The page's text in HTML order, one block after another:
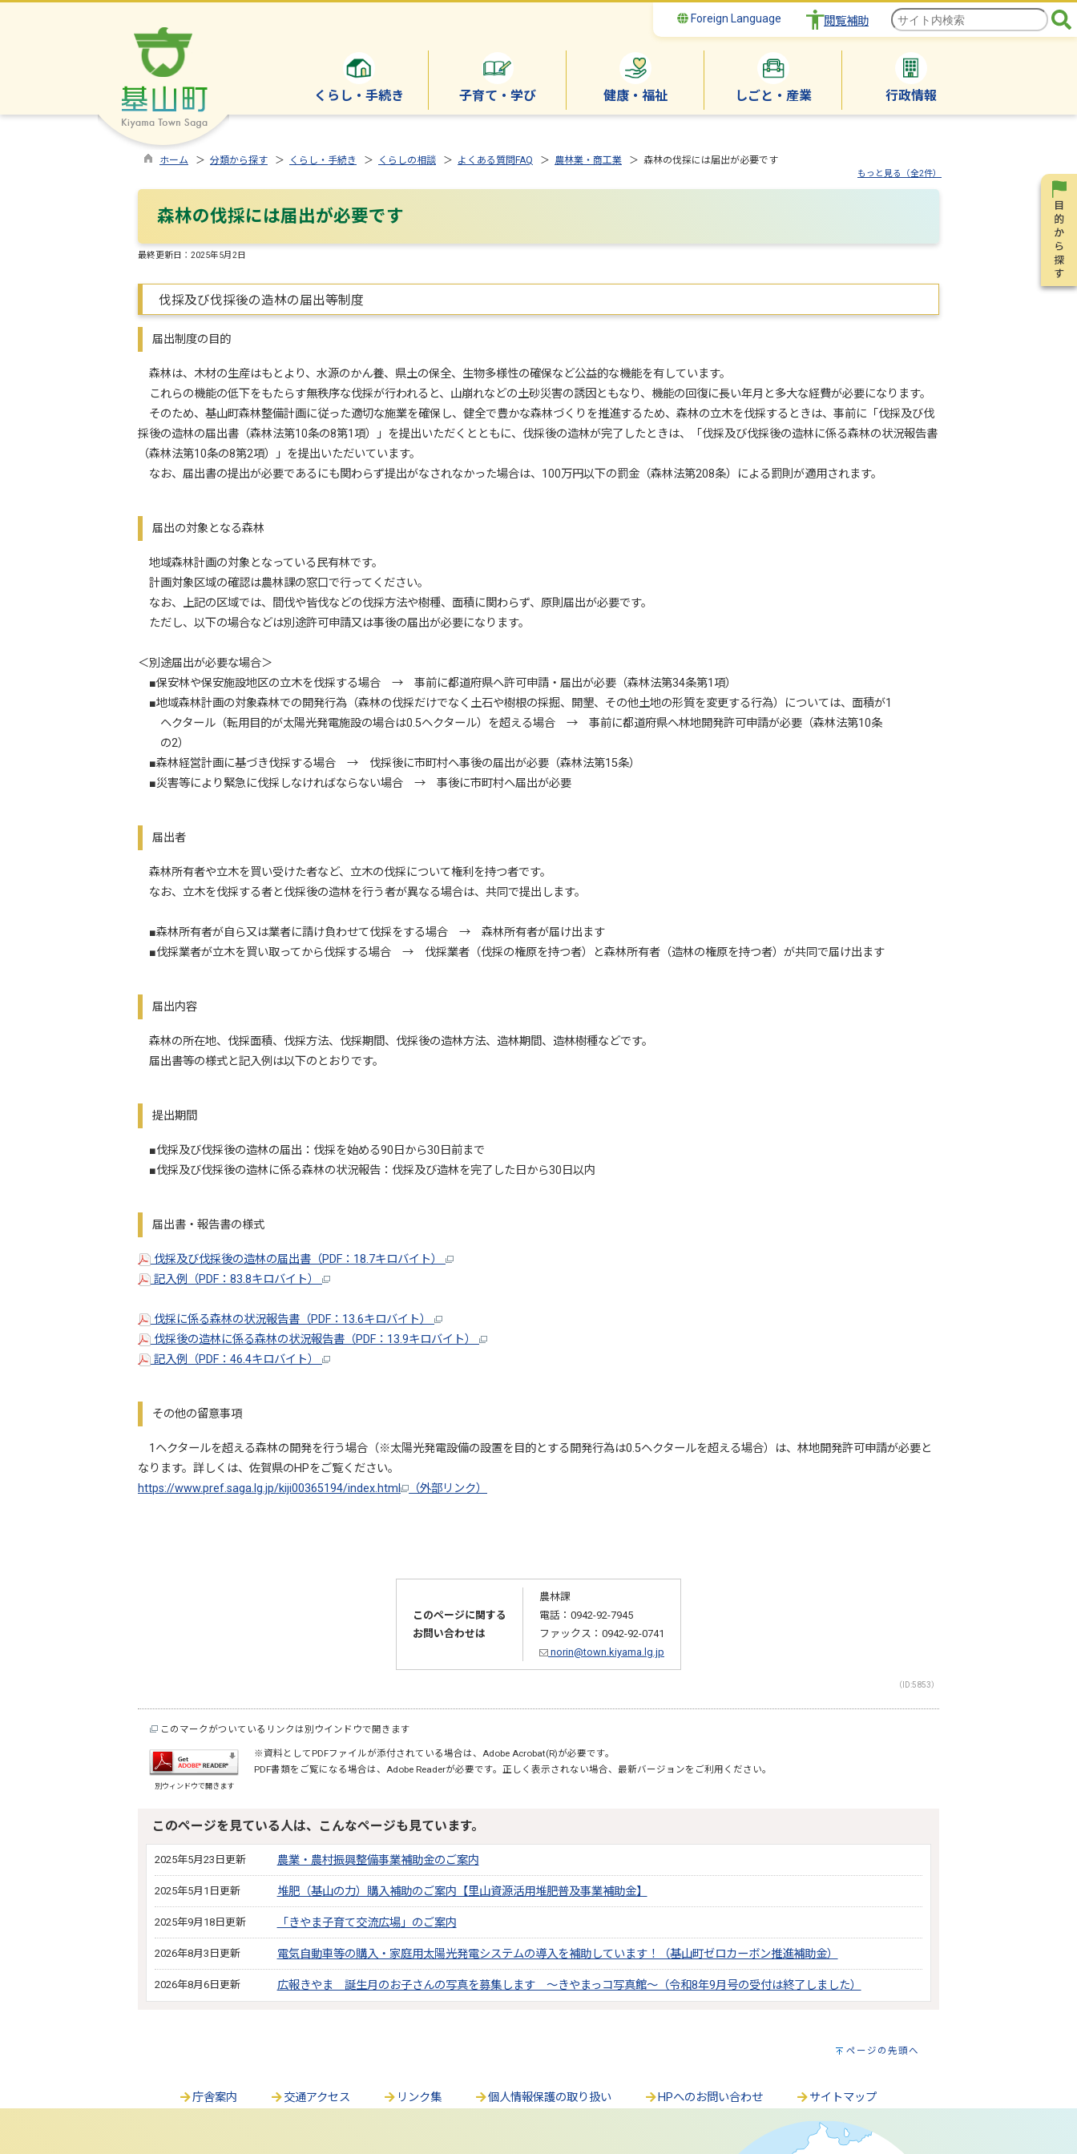
Foreign Language 閲覧補助
くらし・手続き 子育て・学び 健康・福祉 しごと・産業 行政情報
ホーム ＞ 分類から探す ＞ くらし・手続き ＞ くらしの相談 ＞ よくある質問FAQ ＞ 農林業・商工業 ＞ 森林の伐採には届出が必要です
もっと見る（全2件）
森林の伐採には届出が必要です
最終更新日： 2025年5月2日
伐採及び伐採後の造林の届出等制度
届出制度の目的
森林は、木材の生産はもとより、水源のかん養、県土の保全、生物多様性の確保など公益的な機能を有しています。
これらの機能の低下をもたらす無秩序な伐採が行われると、山崩れなどの土砂災害の誘因ともなり、機能の回復に長い年月と多大な経費が必要になります。
そのため、基山町森林整備計画に従った適切な施業を確保し、健全で豊かな森林づくりを推進するため、森林の立木を伐採するときは、事前に「伐採及び伐
採後の造林の届出書（森林法第10条の8第1項）」を提出いただくとともに、伐採後の造林が完了したときは、「伐採及び伐採後の造林に係る森林の状況報告書
（森林法第10条の8第2項）」を提出いただいています。
なお、届出書の提出が必要であるにも関わらず提出がなされなかった場合は、100万円以下の罰金（森林法第208条）による罰則が適用されます。
届出の対象となる森林
地域森林計画の対象となっている民有林です。
計画対象区域の確認は農林課の窓口で行ってください。
なお、上記の区域では、間伐や皆伐などの伐採方法や樹種、面積に関わらず、原則届出が必要です。
ただし、以下の場合などは別途許可申請又は事後の届出が必要になります。
＜別途届出が必要な場合＞
■保安林や保安施設地区の立木を伐採する場合 → 事前に都道府県へ許可申請・届出が必要（森林法第34条第1項）
■地域森林計画の対象森林での開発行為（森林の伐採だけでなく土石や樹根の採掘、開墾、その他土地の形質を変更する行為）については、面積が1
ヘクタール（転用目的が太陽光発電施設の場合は0.5ヘクタール）を超える場合 → 事前に都道府県へ林地開発許可申請が必要（森林法第10条
の2）
■森林経営計画に基づき伐採する場合 → 伐採後に市町村へ事後の届出が必要（森林法第15条）
■災害等により緊急に伐採しなければならない場合 → 事後に市町村へ届出が必要
届出者
森林所有者や立木を買い受けた者など、立木の伐採について権利を持つ者です。
なお、立木を伐採する者と伐採後の造林を行う者が異なる場合は、共同で提出します。
■森林所有者が自ら又は業者に請け負わせて伐採をする場合 → 森林所有者が届け出ます
■伐採業者が立木を買い取ってから伐採する場合 → 伐採業者（伐採の権原を持つ者）と森林所有者（造林の権原を持つ者）が共同で届け出ます
届出内容
森林の所在地、伐採面積、伐採方法、伐採期間、伐採後の造林方法、造林期間、造林樹種などです。
届出書等の様式と記入例は以下のとおりです。
提出期間
■伐採及び伐採後の造林の届出：伐採を始める90日から30日前まで
■伐採及び伐採後の造林に係る森林の状況報告：伐採及び造林を完了した日から30日以内
届出書・報告書の様式
伐採及び伐採後の造林の届出書（PDF：18.7キロバイト）
記入例（PDF：83.8キロバイト）
伐採に係る森林の状況報告書（PDF：13.6キロバイト）
伐採後の造林に係る森林の状況報告書（PDF：13.9キロバイト）
記入例（PDF：46.4キロバイト）
その他の留意事項
1ヘクタールを超える森林の開発を行う場合（※太陽光発電設備の設置を目的とする開発行為は0.5ヘクタールを超える場合）は、林地開発許可申請が必要と
なります。詳しくは、佐賀県のHPをご覧ください。
https://www.pref.saga.lg.jp/kiji00365194/index.html
（外部リンク）
このページに関する
お問い合わせは
農林課
電話：0942-92-7945
ファックス：0942-92-0741
norin@town.kiyama.lg.jp
（ID:5853）
このマークがついているリンクは別ウインドウで開きます
別ウィンドウで開きます
※資料としてPDFファイルが添付されている場合は、Adobe Acrobat(R)が必要です。
PDF書類をご覧になる場合は、Adobe Readerが必要です。正しく表示されない場合、最新バージョンをご利用ください。
このページを見ている人は、こんなページも見ています。
2025年5月23日更新 農業・農村振興整備事業補助金のご案内
2025年5月1日更新 堆肥（基山の力）購入補助のご案内【里山資源活用堆肥普及事業補助金】
2025年9月18日更新 「きやま子育て交流広場」のご案内
2026年8月3日更新 電気自動車等の購入・家庭用太陽光発電システムの導入を補助しています！（基山町ゼロカーボン推進補助金）
2026年8月6日更新 広報きやま 誕生月のお子さんの写真を募集します ～きやまっコ写真館～（令和8年9月号の受付は終了しました）
ページの先頭へ
庁舎案内 交通アクセス リンク集 個人情報保護の取り扱い HPへのお問い合わせ サイトマップ